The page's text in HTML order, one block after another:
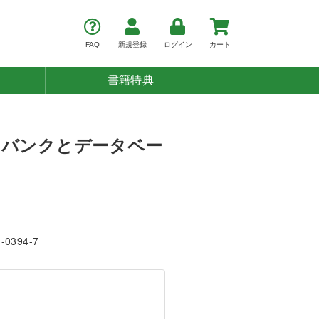
FAQ 新規登録 ログイン カート
書籍特典
ンクとデータベー
0394-7